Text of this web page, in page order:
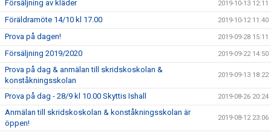
Försäljning av kläder 2019-10-13 12:11
Föräldramöte 14/10 kl 17.00 2019-10-12 11:40
Prova på dagen! 2019-09-28 15:11
Försäljning 2019/2020 2019-09-22 14:50
Prova på dag & anmälan till skridskoskolan &
konståkningsskolan
2019-09-13 18:22
Prova på dag - 28/9 kl 10.00 Skyttis Ishall 2019-08-26 20:24
Anmälan till skridskoskolan & konståkningsskolan är
öppen!
2019-08-12 23:06